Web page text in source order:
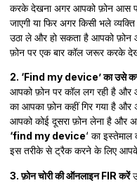
करके देखना अगर आपको फ़ोन आस
जाएगी या फिर अगर किसी भले
उठा ले और हो सकता है आपको फ़ोन
फ़ोन पर एक बार कॉल जरूर करके
2. ‘Find my device’ का उसे
आपको फ़ोन पर कॉल लग रही है और
का आपका फ़ोन कहीं गिर गया है और
आपको कोई दूसरा फ़ोन लेना है और
‘find my device‘ का
इस तरीके से ट्रैक करने के लिए आपके
3. फ़ोन चोरी की ऑनलाइन FIR करें